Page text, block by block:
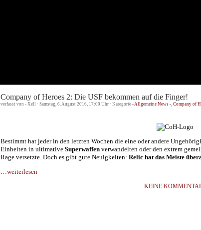
Company of Heroes 2: Die USF bekommen auf die Finger!
verfasst von - Xell · Samstag, 6. August 2016, 17:00 Uhr · Kategorie - Allgemeine News -, Company of
Bestimmt hat jeder in den letzten Wochen die eine oder andere
Einheiten in ultimative Superwaffen verwandelten oder den extrem
Rage versetzte. Doch es gibt gute Neuigkeiten: Relic hat das Meiste
…weiterlesen
KEINE